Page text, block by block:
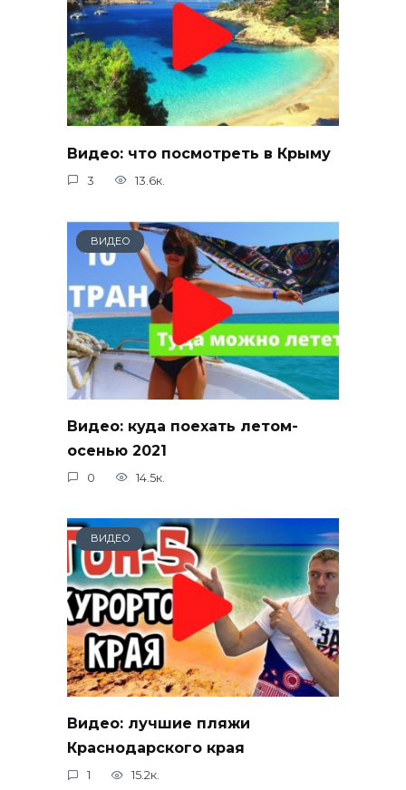
Видео: что посмотреть в Крыму
3 13.6к.
ВИДЕО
Видео: куда поехать летом-
осенью 2021
0 14.5к.
ВИДЕО
Видео: лучшие пляжи
Краснодарского края
1 15.2к.